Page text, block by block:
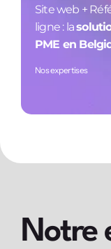
Site web +
ligne : la
PME en
Nos expertises
Notre